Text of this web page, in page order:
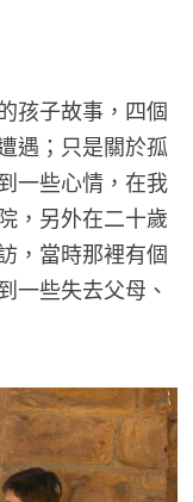
孩子故事，四個
遇；只是關於孤
一些心情，在我
，另外在二十歲
，當時那裡有個
一些失去父母、